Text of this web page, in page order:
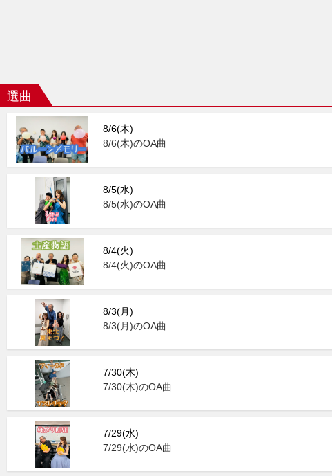
選曲
8/6(木)
8/6(木)のOA曲
8/5(水)
8/5(水)のOA曲
8/4(火)
8/4(火)のOA曲
8/3(月)
8/3(月)のOA曲
7/30(木)
7/30(木)のOA曲
7/29(水)
7/29(水)のOA曲